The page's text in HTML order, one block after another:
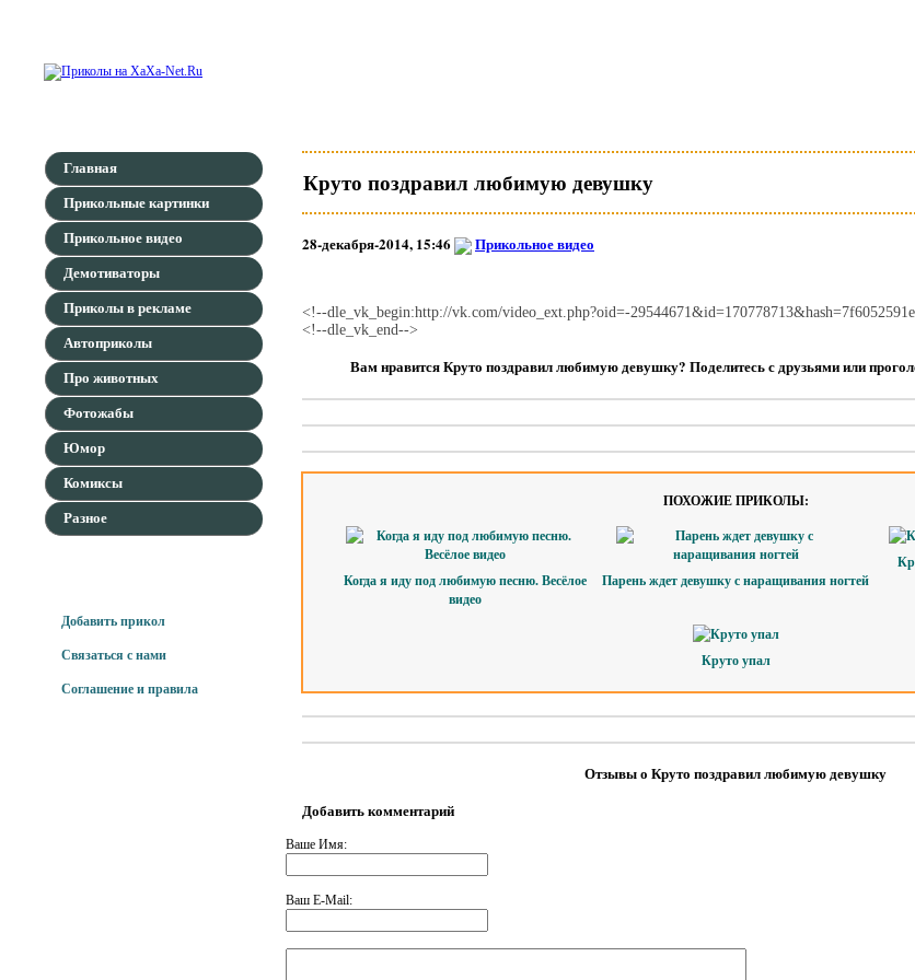
Главная
Прикольные картинки
Прикольное видео
Демотиваторы
Приколы в рекламе
Автоприколы
Про животных
Фотожабы
Юмор
Комиксы
Разное
Добавить прикол
Связаться с нами
Соглашение и правила
Круто поздравил любимую девушку
28-декабря-2014, 15:46 Прикольное видео
<!--dle_vk_begin:http://vk.com/video_ext.php?oid=-
<!--dle_vk_end-->
Вам нравится Круто поздравил любимую девушку? Поделитесь с друзьями или
ПОХОЖИЕ ПРИКОЛЫ:
Когда я иду под любимую песню. Весёлое
видео
Парень ждет девушку с наращивания ногтей
Круто упал
Отзывы о Круто поздравил любимую девушку
Добавить комментарий
Ваше Имя:
Ваш E-Mail: